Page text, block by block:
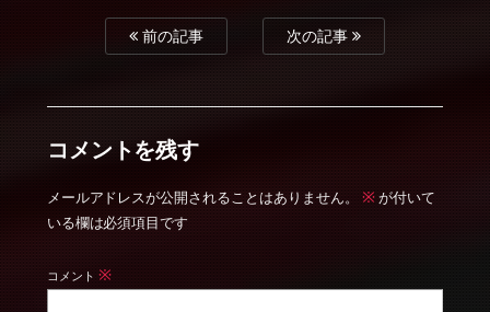
前の記事 次の記事
コメントを残す
メールアドレスが公開されることはありません。 ※ が付いて
いる欄は必須項目です
コメント ※